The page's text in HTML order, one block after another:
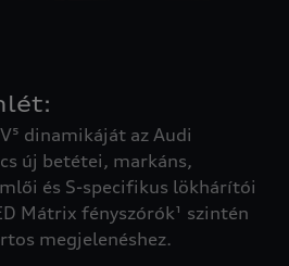
dinamikáját az Audi
új betétei, markáns,
és S-specifikus lökhárítói
Mátrix fényszórók¹ szintén
megjelenéshez.